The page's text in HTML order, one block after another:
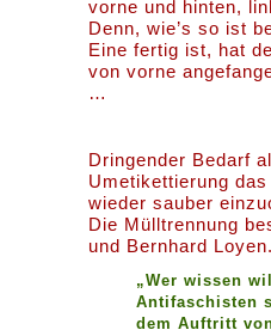
vorne und hinten,
Denn, wie’s so ist
Eine fertig ist, hat
von vorne
…
Dringender Bedarf
Umetikettierung das
wieder sauber
Die Mülltrennung
und Bernhard Loyen.
„Wer wissen
Antifaschisten
dem Auftritt